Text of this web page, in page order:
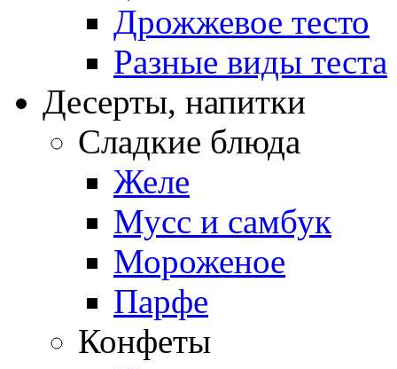
Дрожжевое тесто
Разные виды теста
Десерты, напитки
Сладкие блюда
Желе
Мусс и самбук
Мороженое
Парфе
Конфеты